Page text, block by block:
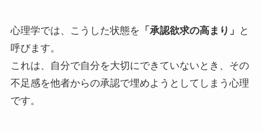
心理学では、こうした状態を 「承認欲求の高まり」
と
呼びます。
これは、自分で自分を大切にできていないとき、その
不足感を他者からの承認で埋めようとしてしまう心理
です。